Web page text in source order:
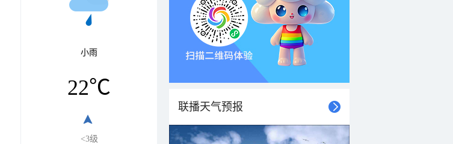
小雨
22℃
<3级
联播天气预报